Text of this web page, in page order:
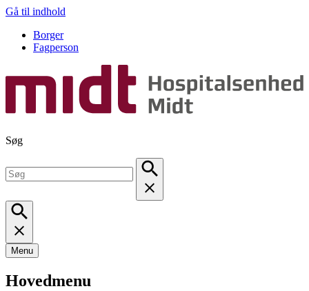
Gå til indhold
Borger
Fagperson
Søg
Menu
Hovedmenu